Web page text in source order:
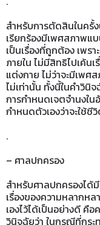
สำหรับการตัดสินในครั้
เรียกร้องมีเพศสภาพแ
เป็นเรื่องที่ถูกต้อง เพรา
ภายใน ไม่มีสิทธิไปเค้น
แต่งกาย ไม่ว่าจะมีเพศ
ไม่เท่านั้น ทั้งนี้ในคำวินิ
การกำหนดเจตจำนงใ
กำหนดตัวเองว่าจะใช้ชี
.
– ศาลปกครอง
สำหรับศาลปกครองได้
เรื่องของความหลากห
เองไว้ได้เป็นอย่างดี คื
วินิจฉัยว่า ในกรณีที่กระ